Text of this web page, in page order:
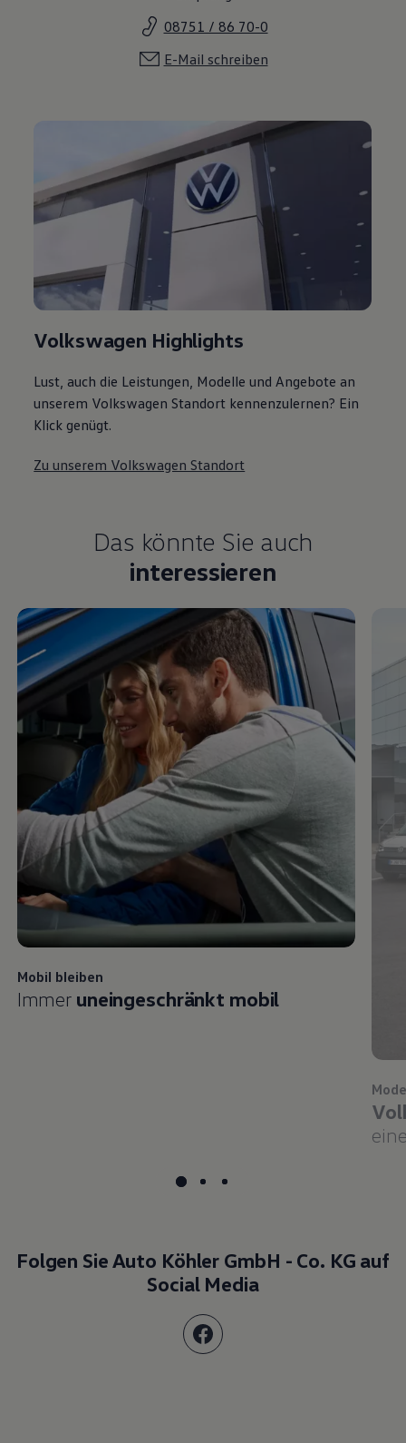
08751 / 86 70-0
E-Mail schreiben
Volkswagen Highlights
Lust, auch die Leistungen, Modelle und Angebote an
unserem Volkswagen Standort kennenzulernen? Ein
Klick genügt.
Zu unserem Volkswagen Standort
Das könnte Sie auch
interessieren
Mobil bleiben
Immer uneingeschränkt mobil
Folgen Sie Auto Köhler GmbH - Co. KG auf
Social Media